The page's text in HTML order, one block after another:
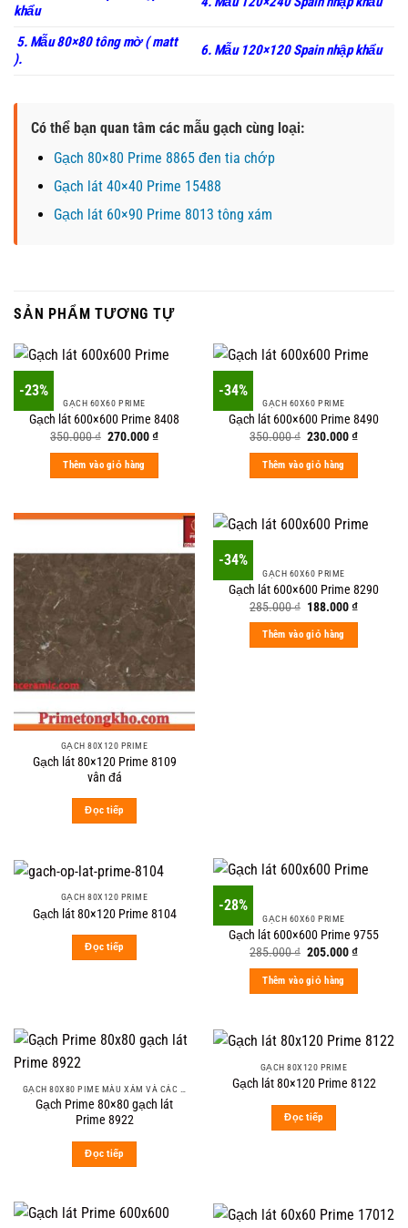
khẩu
5. Mẫu 80×80 tông mờ ( matt
).
6. Mẫu 120×120 Spain nhập khẩu
Có thể bạn quan tâm các mẫu gạch cùng loại:
Gạch 80×80 Prime 8865 đen tia chớp
Gạch lát 40×40 Prime 15488
Gạch lát 60×90 Prime 8013 tông xám
SẢN PHẨM TƯƠNG TỰ
-23%
GẠCH 60X60 PRIME
Gạch lát 600×600 Prime 8408
350.000₫ Original
was:
350.000 ₫.
270.000₫Current
Thêm vào giỏ hàng
-34%
GẠCH 60X60 PRIME
Gạch lát 600×600 Prime 8490
350.000₫ Original
was:
350.000 ₫.
230.000₫Current
Thêm vào giỏ hàng
GẠCH 80X120 PRIME
Gạch lát 80×120 Prime 8109
vân đá
Đọc tiếp
-34%
GẠCH 60X60 PRIME
Gạch lát 600×600 Prime 8290
285.000₫ Original
was:
285.000 ₫.
188.000₫Current
Thêm vào giỏ hàng
GẠCH 80X120 PRIME
Gạch lát 80×120 Prime 8104
Đọc tiếp
-28%
GẠCH 60X60 PRIME
Gạch lát 600×600 Prime 9755
285.000₫ Original
was:
285.000 ₫.
205.000₫Current
Thêm vào giỏ hàng
Gạch Prime 80×80 gạch lát
Prime 8922
Đọc tiếp
GẠCH 80X120 PRIME
Gạch lát 80×120 Prime 8122
Đọc tiếp